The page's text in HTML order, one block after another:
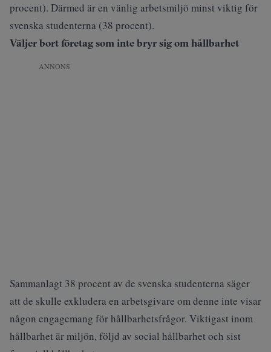
procent). Därmed är en vänlig arbetsmiljö minst viktig för
svenska studenterna (38 procent).
Väljer bort företag som inte bryr sig om hållbarhet
ANNONS
Sammanlagt 38 procent av de svenska studenterna säger
att de skulle exkludera en arbetsgivare om denne inte visar
någon engagemang för hållbarhetsfrågor. Viktigast inom
hållbarhet är miljön, följd av social hållbarhet och sist